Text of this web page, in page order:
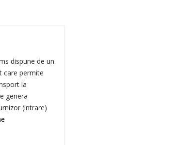
dispune de un
care permite
la
genera
(intrare)